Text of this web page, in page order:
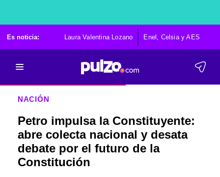
Es noticia: Laura Valentina Lozano Enel, Celsia y AES
NACIÓN
Petro impulsa la Constituyente:
abre colecta nacional y desata
debate por el futuro de la
Constitución